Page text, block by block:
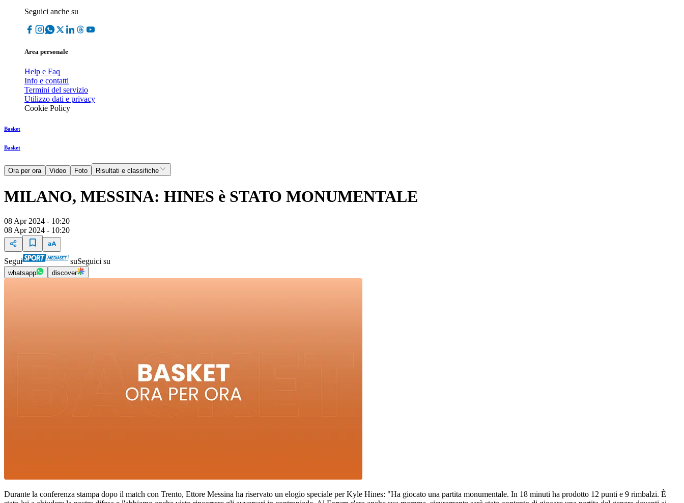
Seguici anche su
Area personale
Help e Faq
Info e contatti
Termini del servizio
Utilizzo dati e privacy
Cookie Policy
Basket
Basket
Ora per ora Video Foto Risultati e classifiche
MILANO, MESSINA: HINES è STATO MONUMENTALE
08 Apr 2024 - 10:20
08 Apr 2024 - 10:20
Segui suSeguici su
whatsapp discover
Durante la conferenza stampa dopo il match con Trento, Ettore Messina ha riservato un elogio speciale per Kyle Hines: "Ha giocato una partita monumentale. In 18 minuti ha prodotto 12 punti e 9 rimbalzi. È